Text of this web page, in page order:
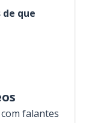
que
falantes